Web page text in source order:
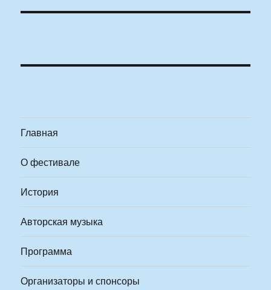
Главная
О фестивале
История
Авторская музыка
Программа
Организаторы и спонсоры